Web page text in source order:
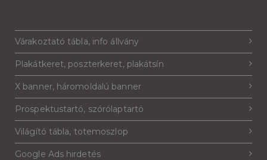
Várakoztató tábla, info állvány
Plakátkeret, poszterkeret, plakátsín
X banner, háromoldalú banner
Prospektustartó, szórólaptartó
Világító tábla, totemoszlop
Google Ads hirdetés